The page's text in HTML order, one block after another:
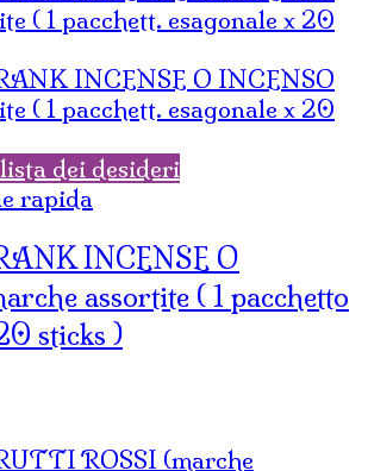
dei desideri
rapida
INCENSE O
assortite ( 1 pacchetto
sticks )